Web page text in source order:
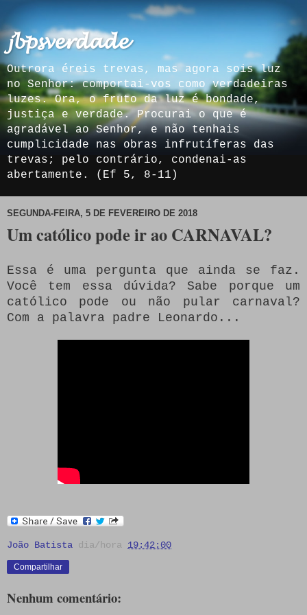
𝓳𝓫𝓹𝓼𝓿𝓮𝓻𝓭𝓪𝓭𝓮
Outrora éreis trevas, mas agora sois luz
no Senhor: comportai-vos como verdadeiras
luzes. Ora, o fruto da luz é bondade,
justiça e verdade. Procurai o que é
agradável ao Senhor, e não tenhais
cumplicidade nas obras infrutíferas das
trevas; pelo contrário, condenai-as
abertamente. (Ef 5, 8-11)
SEGUNDA-FEIRA, 5 DE FEVEREIRO DE 2018
Um católico pode ir ao CARNAVAL?
Essa é uma pergunta que ainda se faz.
Você tem essa dúvida? Sabe porque um
católico pode ou não pular carnaval?
Com a palavra padre Leonardo...
João Batista dia/hora 19:42:00
Compartilhar
Nenhum comentário: